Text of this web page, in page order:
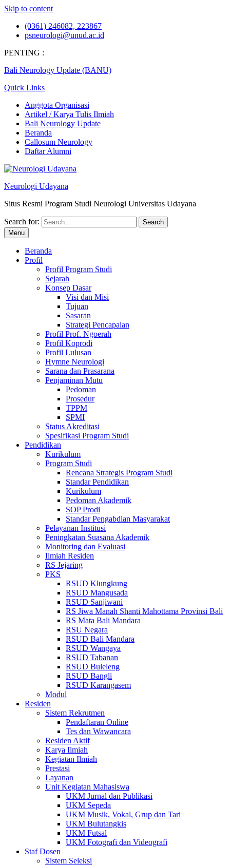
Skip to content
(0361) 246082, 223867
psneurologi@unud.ac.id
PENTING :
Bali Neurology Update (BANU)
Quick Links
Anggota Organisasi
Artikel / Karya Tulis Ilmiah
Bali Neurology Update
Beranda
Callosum Neurology
Daftar Alumni
Neurologi Udayana
Situs Resmi Program Studi Neurologi Universitas Udayana
Search for:
Menu
Beranda
Profil
Profil Program Studi
Sejarah
Konsep Dasar
Visi dan Misi
Tujuan
Sasaran
Strategi Pencapaian
Profil Prof. Ngoerah
Profil Koprodi
Profil Lulusan
Hymne Neurologi
Sarana dan Prasarana
Penjaminan Mutu
Pedoman
Prosedur
TPPM
SPMI
Status Akreditasi
Spesifikasi Program Studi
Pendidikan
Kurikulum
Program Studi
Rencana Strategis Program Studi
Standar Pendidikan
Kurikulum
Pedoman Akademik
SOP Prodi
Standar Pengabdian Masyarakat
Pelayanan Institusi
Peningkatan Suasana Akademik
Monitoring dan Evaluasi
Ilmiah Residen
RS Jejaring
PKS
RSUD Klungkung
RSUD Mangusada
RSUD Sanjiwani
RS Jiwa Manah Shanti Mahottama Provinsi Bali
RS Mata Bali Mandara
RSU Negara
RSUD Bali Mandara
RSUD Wangaya
RSUD Tabanan
RSUD Buleleng
RSUD Bangli
RSUD Karangasem
Modul
Residen
Sistem Rekrutmen
Pendaftaran Online
Tes dan Wawancara
Residen Aktif
Karya Ilmiah
Kegiatan Ilmiah
Prestasi
Layanan
Unit Kegiatan Mahasiswa
UKM Jurnal dan Publikasi
UKM Sepeda
UKM Musik, Vokal, Grup dan Tari
UKM Bulutangkis
UKM Futsal
UKM Fotografi dan Videografi
Staf Dosen
Sistem Seleksi